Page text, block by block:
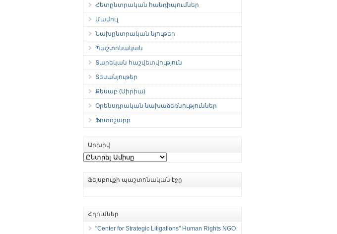
Հետընտրական հանդիպումներ
Մամուլ
Նախընտրական նյութեր
Պաշտոնական
Տարեկան հաշվետվություն
Տեսանյութեր
Քեսաբ (Սիրիա)
Օրենսդրական նախաձեռնություններ
Ֆոտոշարք
Արխիվ
Արխիվ
Ֆեյսբուքի պաշտոնական էջը
Հղումներ
"Center for Strategic Litigations" Human Rights NGO